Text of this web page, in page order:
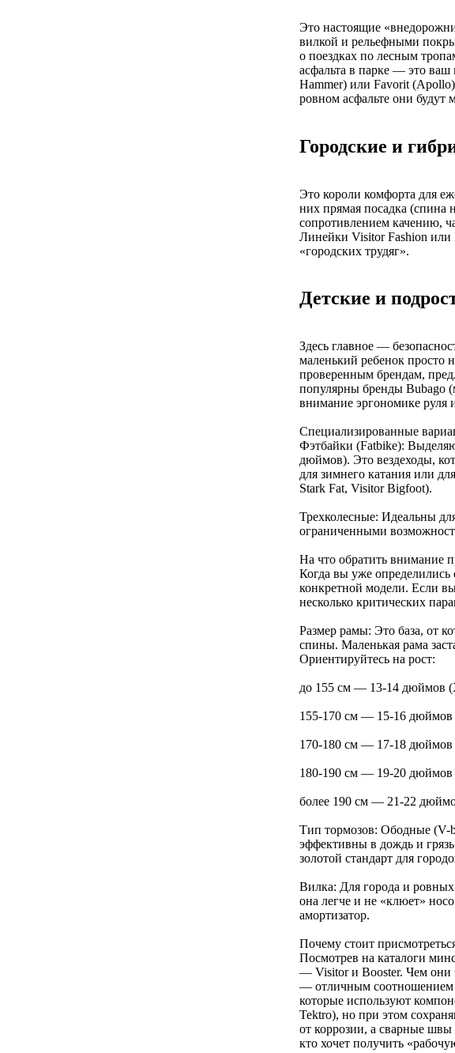
Это настоящие
вилкой и рельефными
о поездках по лесным
асфальта в парке — это
Hammer) или Favorit (Apollo)
ровном асфальте они будут
Городские и
Это короли комфорта для
них прямая посадка (спина
сопротивлением качению,
Линейки Visitor Fashion
«городских трудяг».
Детские и
Здесь главное —
маленький ребенок просто
проверенным брендам,
популярны бренды Bubago
внимание эргономике руля
Специализированные
Фэтбайки (Fatbike):
дюймов). Это вездеходы,
для зимнего катания или
Stark Fat, Visitor Bigfoot).
Трехколесные: Идеальны
ограниченными
На что обратить внимание
Когда вы уже
конкретной модели. Если
несколько критических
Размер рамы: Это база, от
спины. Маленькая рама
Ориентируйтесь на рост:
до 155 см — 13-14 дюймов
155-170 см — 15-16 дюймов
170-180 см — 17-18 дюймов
180-190 см — 19-20
более 190 см — 21-22
Тип тормозов: Ободные (V-
эффективны в дождь и
золотой стандарт для
Вилка: Для города и
она легче и не «клюет»
амортизатор.
Почему стоит
Посмотрев на каталоги
— Visitor и Booster. Чем они
— отличным соотношением
которые используют
Tektro), но при этом
от коррозии, а сварные
кто хочет получить